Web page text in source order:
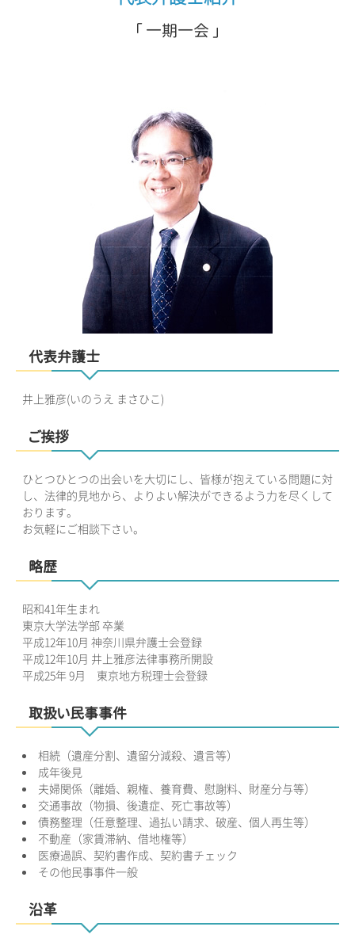
「 一期一会 」
代表弁護士
井上雅彦(いのうえ まさひこ)
ご挨拶
ひとつひとつの出会いを大切にし、皆様が抱えている問題に対
し、法律的見地から、よりよい解決ができるよう力を尽くして
おります。
お気軽にご相談下さい。
略歴
昭和41年生まれ
東京大学法学部 卒業
平成12年10月 神奈川県弁護士会登録
平成12年10月 井上雅彦法律事務所開設
平成25年 9月 東京地方税理士会登録
取扱い民事事件
相続（遺産分割、遺留分減殺、遺言等）
成年後見
夫婦関係（離婚、親権、養育費、慰謝料、財産分与等）
交通事故（物損、後遺症、死亡事故等）
債務整理（任意整理、過払い請求、破産、個人再生等）
不動産（家賃滞納、借地権等）
医療過誤、契約書作成、契約書チェック
その他民事事件一般
沿革